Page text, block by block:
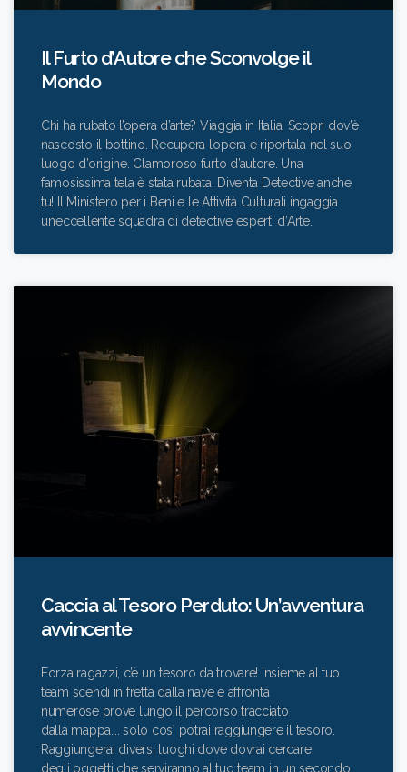
Il Furto d’Autore che Sconvolge il
Mondo
Chi ha rubato l’opera d’arte? Viaggia in Italia. Scopri dov’è
nascosto il bottino. Recupera l’opera e riportala nel suo
luogo d’origine. Clamoroso furto d’autore. Una
famosissima tela è stata rubata. Diventa Detective anche
tu! Il Ministero per i Beni e le Attività Culturali ingaggia
un’eccellente squadra di detective esperti d’Arte.
Caccia al Tesoro Perduto: Un’avventura
avvincente
Forza ragazzi, c’è un tesoro da trovare! Insieme al tuo
team scendi in fretta dalla nave e affronta
numerose prove lungo il percorso tracciato
dalla mappa…. solo così potrai raggiungere il tesoro.
Raggiungerai diversi luoghi dove dovrai cercare
degli oggetti che serviranno al tuo team in un secondo